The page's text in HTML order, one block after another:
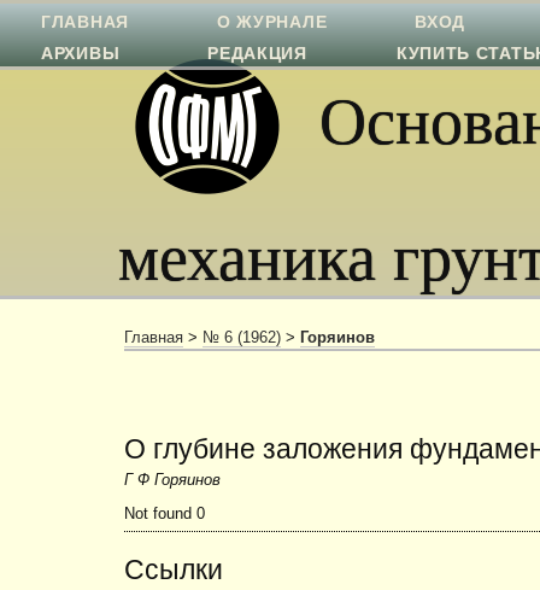
механика
ГЛАВНАЯ О ЖУРНАЛЕ
ВХОД
АРХИВЫ
РЕДАКЦИЯ КУПИТЬ
Главная > № 6 (1962) > Горяинов
О глубине заложения
Г Ф Горяинов
Not found 0
Ссылки